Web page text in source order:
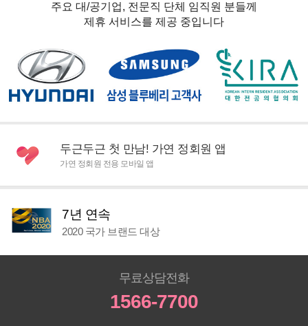
주요 대/공기업, 전문직 단체 임직원 분들께
제휴 서비스를 제공 중입니다
두근두근 첫 만남! 가연 정회원 앱
가연 정회원 전용 모바일 앱
7년 연속
2020 국가 브랜드 대상
무료상담전화
1566-7700